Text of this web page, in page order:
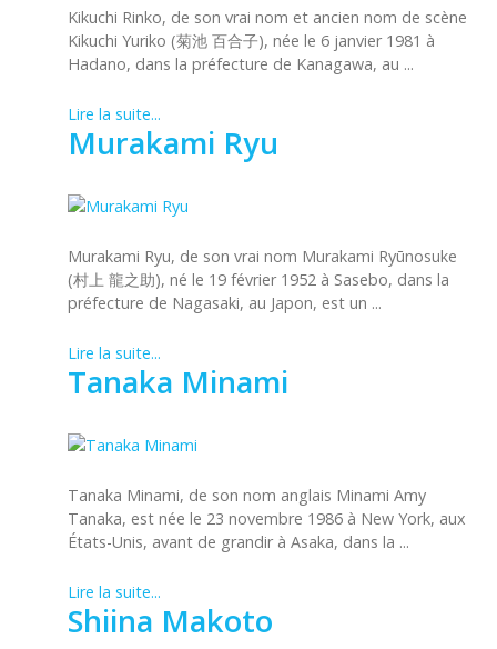
Kikuchi Rinko, de son vrai nom et ancien nom de scène
Kikuchi Yuriko (菊池 百合子), née le 6 janvier 1981 à
Hadano, dans la préfecture de Kanagawa, au ...
Lire la suite...
Murakami Ryu
Murakami Ryu, de son vrai nom Murakami Ryūnosuke
(村上 龍之助), né le 19 février 1952 à Sasebo, dans la
préfecture de Nagasaki, au Japon, est un ...
Lire la suite...
Tanaka Minami
Tanaka Minami, de son nom anglais Minami Amy
Tanaka, est née le 23 novembre 1986 à New York, aux
États-Unis, avant de grandir à Asaka, dans la ...
Lire la suite...
Shiina Makoto